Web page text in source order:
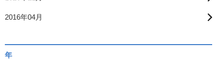
2016年04月
年